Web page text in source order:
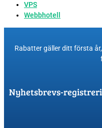
VPS
Webbhotell
Rabatter gäller ditt första
Nyhetsbrevs-